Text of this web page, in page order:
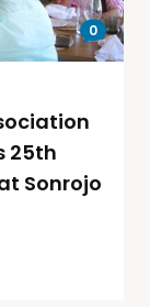
0
25th
Sonrojo